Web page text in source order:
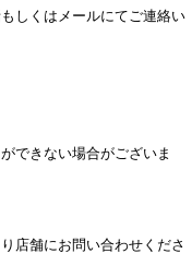
しくはメールにてご連絡い
できない場合がございま
店舗にお問い合わせくださ